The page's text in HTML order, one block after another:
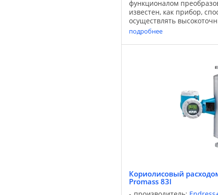
функционалом
известен, как прибор,
осуществлять
изменяющихся условиях
Расходомер подходит
...
подробнее
Кориолисовый
Promass 83I